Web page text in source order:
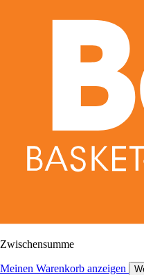
Zwischensumme
Meinen Warenkorb anzeigen